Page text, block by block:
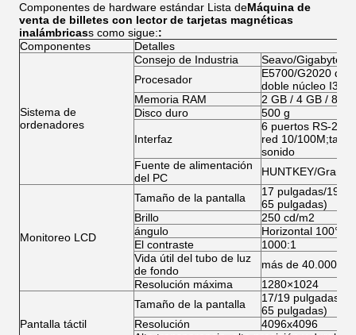
Componentes de hardware estándar Lista deMáquina de
venta de billetes con lector de tarjetas magnéticas
inalámbricass como sigue::
Componentes
Detalles
Sistema de
ordenadores
Consejo de Industria
Seavo/Gigabyte/
Procesador
E5700/G2020 de
doble núcleo I3/
Memoria RAM
2 GB / 4 GB / 8 GB
Disco duro
500 g
Interfaz
6 puertos RS-
red 10/
sonido
Fuente de alimentación
del PC
HUNTKEY/Gran
Monitoreo LCD
Tamaño de la pantalla
17 pulgadas/19
65 pulgadas)
Brillo
250 cd/m2
ángulo
Horizontal 100°
El contraste
1000:1
Vida útil del tubo de luz
de fondo
más de 40.000
Resolución máxima
1280×1024
Pantalla táctil
Tamaño de la pantalla
17/19 pulgadas
65 pulgadas)
Resolución
4096x4096